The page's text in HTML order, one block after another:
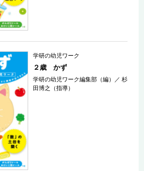
学研の幼児ワーク
２歳 かず
学研の幼児ワーク編集部（編） ／杉
田博之（指導）